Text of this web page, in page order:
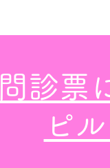
問診票
ピ